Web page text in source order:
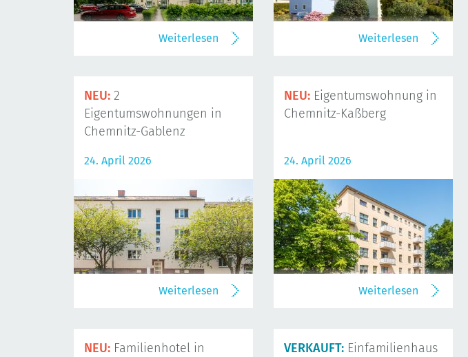
Weiterlesen Weiterlesen
NEU: 2
Eigentumswohnungen in
Chemnitz-Gablenz
24. April 2026
Weiterlesen
NEU: Eigentumswohnung in
Chemnitz-Kaßberg
24. April 2026
Weiterlesen
NEU: Familienhotel in
VERKAUFT: Einfamilienhaus